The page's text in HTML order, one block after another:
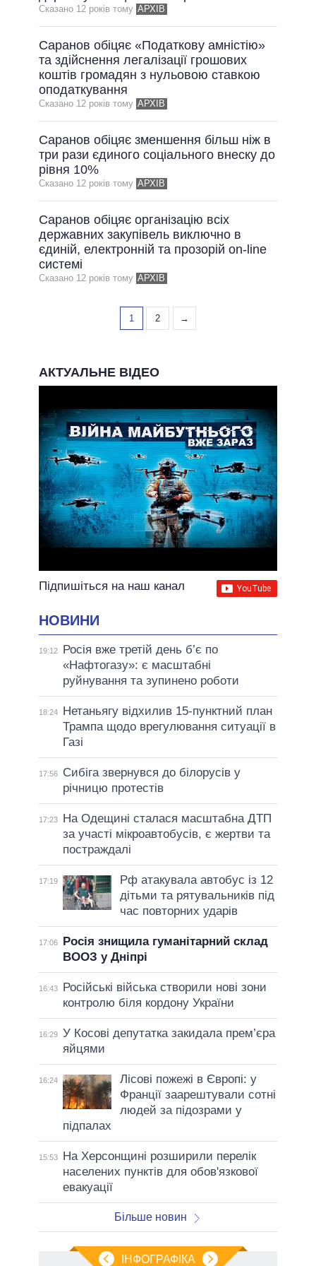
Сказано 12 рокiв тому АРХІВ
Саранов обіцяє «Податкову амністію»
та здійснення легалізації грошових
коштів громадян з нульовою ставкою
оподаткування
Сказано 12 рокiв тому АРХІВ
Саранов обіцяє зменшення більш ніж в
три рази єдиного соціального внеску до
рівня 10%
Сказано 12 рокiв тому АРХІВ
Саранов обіцяє організацію всіх
державних закупівель виключно в
єдиній, електронній та прозорій on-line
системі
Сказано 12 рокiв тому АРХІВ
1 2 →
АКТУАЛЬНЕ ВІДЕО
Підпишіться на наш канал
НОВИНИ
19:12
Росія вже третій день б’є по
«Нафтогазу»: є масштабні
руйнування та зупинено роботи
18:24
Нетаньягу відхилив 15-пунктний план
Трампа щодо врегулювання ситуації в
Газі
17:56
Сибіга звернувся до білорусів у
річницю протестів
17:23
На Одещині сталася масштабна ДТП
за участі мікроавтобусів, є жертви та
постраждалі
17:19
Рф атакувала автобус із 12
дітьми та рятувальників під
час повторних ударів
17:06
Росія знищила гуманітарний склад
ВООЗ у Дніпрі
16:43
Російські війська створили нові зони
контролю біля кордону України
16:29 У Косові депутатка закидала прем’єра
яйцями
16:24
Лісові пожежі в Європі: у
Франції заарештували сотні
людей за підозрами у
підпалах
15:53
На Херсонщині розширили перелік
населених пунктів для обов'язкової
евакуації
Більше новин
ІНФОГРАФІКА